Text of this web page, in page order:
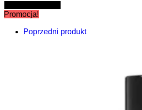
Promocja!
Poprzedni produkt